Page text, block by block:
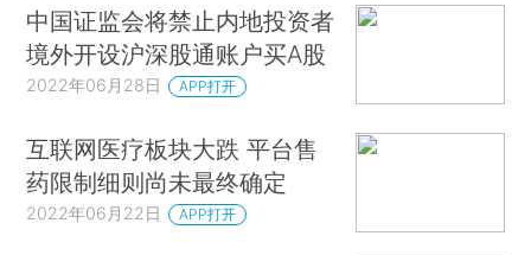
中国证监会将禁止内地投资者
境外开设沪深股通账户买A股
2022年06月28日 APP打开
互联网医疗板块大跌 平台售
药限制细则尚未最终确定
2022年06月22日 APP打开